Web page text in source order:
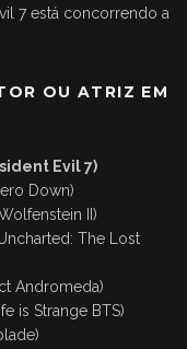
7 está concorrendo a
OU ATRIZ EM
Evil 7)
Down)
II)
The Lost
Andromeda)
is Strange BTS)